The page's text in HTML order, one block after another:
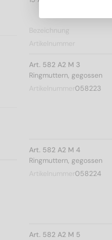
Bezeichnung
Artikelnummer
Art. 582 A2 M 3
Ringmuttern, gegossen
Artikelnummer 058223
Art. 582 A2 M 4
Ringmuttern, gegossen
Artikelnummer 058224
Art. 582 A2 M 5